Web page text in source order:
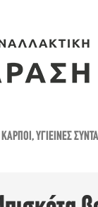
,ΥΓΙΕΙΝΈΣ